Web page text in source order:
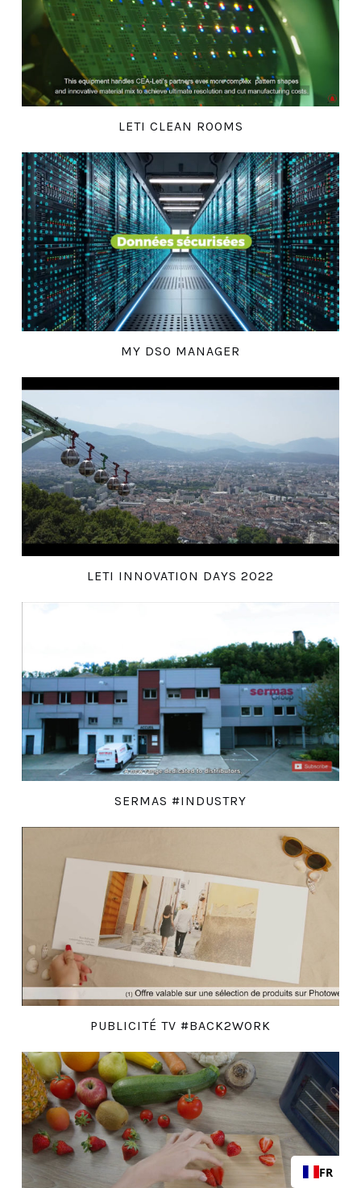
LETI CLEAN ROOMS
MY DSO MANAGER
LETI INNOVATION DAYS 2022
SERMAS #INDUSTRY
PUBLICITÉ TV #BACK2WORK
FR